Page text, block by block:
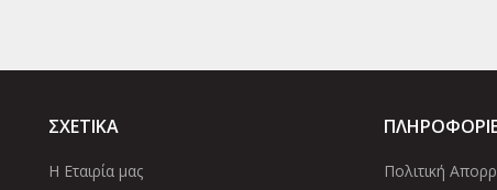
ΣΧΕΤΙΚΑ
Η Εταιρία μας Πολιτική